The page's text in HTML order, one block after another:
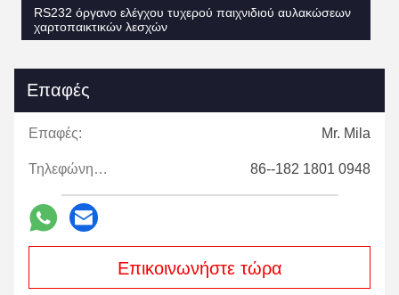
Αμερική πάρα πολύ.
Για να δούμε την ποιότητά μας.
Ερώτηση 6: Δουλεύουν οι μηχανές σας με το τοπικό μας
Tags:
Όργανο ελέγχου τυχερού παιχνιδιού αυλακώσεων 19
χαρτοπαικτικών λεσχών